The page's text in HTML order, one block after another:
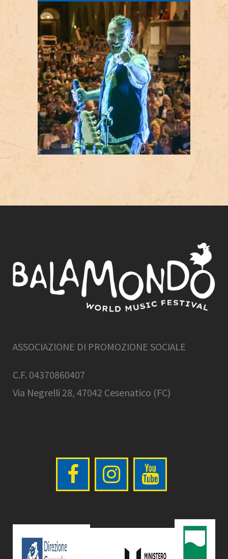
ASSOCIAZIONE DI PROMOZIONE SOCIALE
C.F. 04370860407
Via Negrelli 28, 47042 Cesenatico (FC)